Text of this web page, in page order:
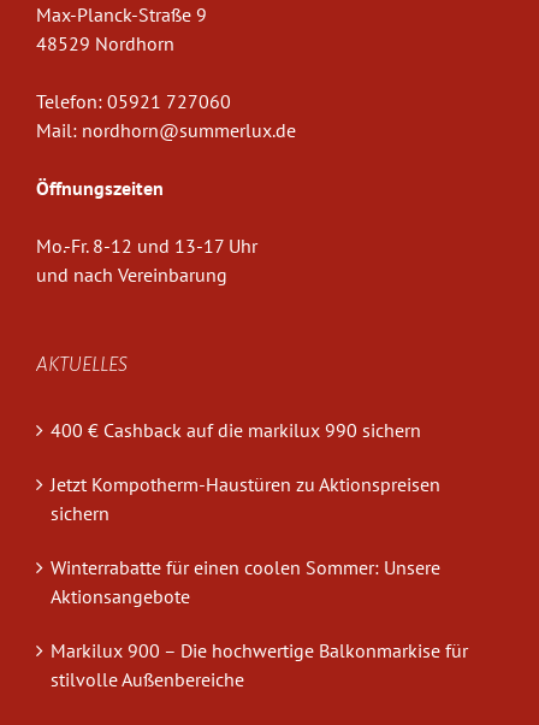
Max-Planck-Straße 9
48529 Nordhorn
Telefon: 05921 727060
Mail: nordhorn@summerlux.de
Öffnungszeiten
Mo.-Fr. 8-12 und 13-17 Uhr
und nach Vereinbarung
AKTUELLES
400 € Cashback auf die markilux 990 sichern
Jetzt Kompotherm-Haustüren zu Aktionspreisen
sichern
Winterrabatte für einen coolen Sommer: Unsere
Aktionsangebote
Markilux 900 – Die hochwertige Balkonmarkise für
stilvolle Außenbereiche